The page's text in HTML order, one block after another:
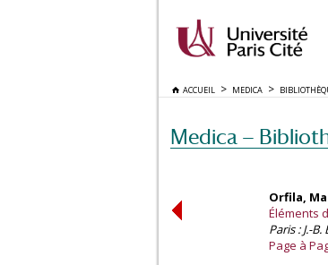
ACCUEIL MEDICA
Medica —
Orfila,
Éléments
Paris : J.-
Page à